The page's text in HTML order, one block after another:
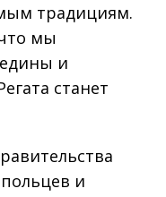
традициям.
мы
и
станет
и